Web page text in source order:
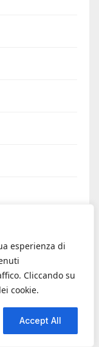
esperienza di
Cliccando su
cookie.
Accept All